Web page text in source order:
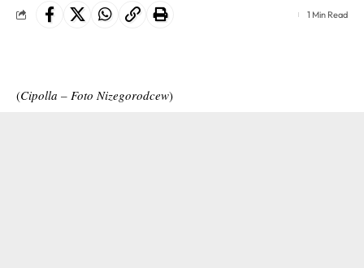
1 Min Read
(Cipolla – Foto Nizegorodcew)